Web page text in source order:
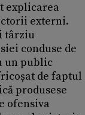
explicarea
externi.
târziu
conduse de
un public
de faptul
produsese
ofensiva